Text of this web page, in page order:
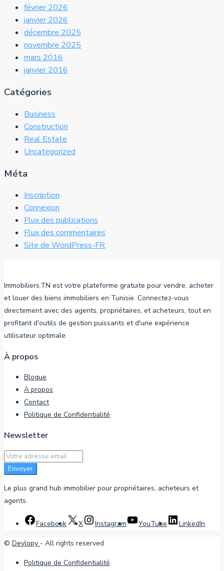
février 2026
janvier 2026
décembre 2025
novembre 2025
mars 2016
janvier 2016
Catégories
Business
Construction
Real Estate
Uncategorized
Méta
Inscription
Connexion
Flux des publications
Flux des commentaires
Site de WordPress-FR
Immobiliers.TN est votre plateforme gratuite pour vendre, acheter
et louer des biens immobiliers en Tunisie. Connectez-vous
directement avec des agents, propriétaires, et acheteurs, tout en
profitant d'outils de gestion puissants et d'une expérience
utilisateur optimale.
À propos
Blogue
À propos
Contact
Politique de Confidentialité
Newsletter
Envoyer
Le plus grand hub immobilier pour propriétaires, acheteurs et
agents.
Facebook X Instagram YouTube LinkedIn
© Devlopy - All rights reserved
Politique de Confidentialité